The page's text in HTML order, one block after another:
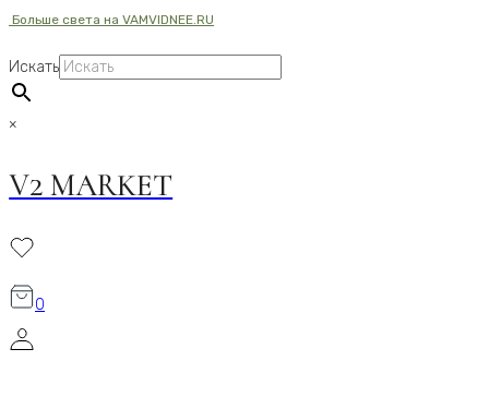
Перейти
содержимому
Больше света на VAMVIDNEE.RU
Искать
×
V2 MARKET
0